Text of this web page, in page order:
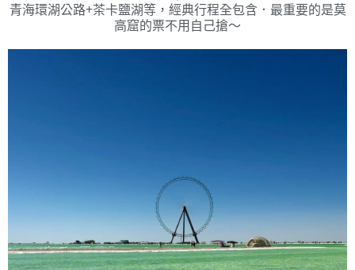
青海環湖公路+茶卡鹽湖等，經典行程全包含．最重要的是莫
高窟的票不用自己搶～